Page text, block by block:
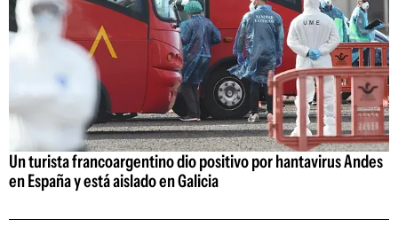
Un turista francoargentino dio positivo por hantavirus Andes
en España y está aislado en Galicia